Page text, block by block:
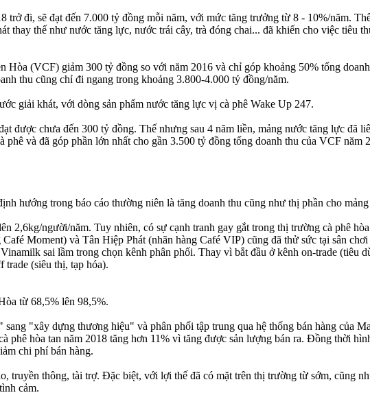
đi, sẽ đạt đến 7.000 tỷ đồng mỗi năm, với mức tăng trưởng từ 8 - 10%/năm.
thay thế như nước tăng lực, nước trái cây, trà đóng chai... đã khiến cho việc tiêu
Hòa (VCF) giảm 300 tỷ đồng so với năm 2016 và chỉ góp khoảng 50% tổng
thu cũng chỉ đi ngang trong khoảng 3.800-4.000 tỷ đồng/năm.
giải khát, với dòng sản phẩm nước tăng lực vị cà phê Wake Up 247.
được chưa đến 300 tỷ đồng. Thế nhưng sau 4 năm liền, mảng nước tăng lực đã
và đã góp phần lớn nhất cho gần 3.500 tỷ đồng tổng doanh thu của VCF năm
hướng trong báo cáo thường niên là tăng doanh thu cũng như thị phần cho mảng
2,6kg/người/năm. Tuy nhiên, có sự cạnh tranh gay gắt trong thị trường cà phê
Moment) và Tân Hiệp Phát (nhãn hàng Café VIP) cũng đã thử sức tại sân
sai lầm trong chọn kênh phân phối. Thay vì bắt đầu ở kênh on-trade (tiêu
(siêu thị, tạp hóa).
từ 68,5% lên 98,5%.
"xây dựng thương hiệu" và phân phối tập trung qua hệ thống bán hàng của
phê hòa tan năm 2018 tăng hơn 11% vì tăng được sản lượng bán ra. Đồng thời
chi phí bán hàng.
truyền thông, tài trợ. Đặc biệt, với lợi thế đã có mặt trên thị trường từ sớm, cũng
cảm.